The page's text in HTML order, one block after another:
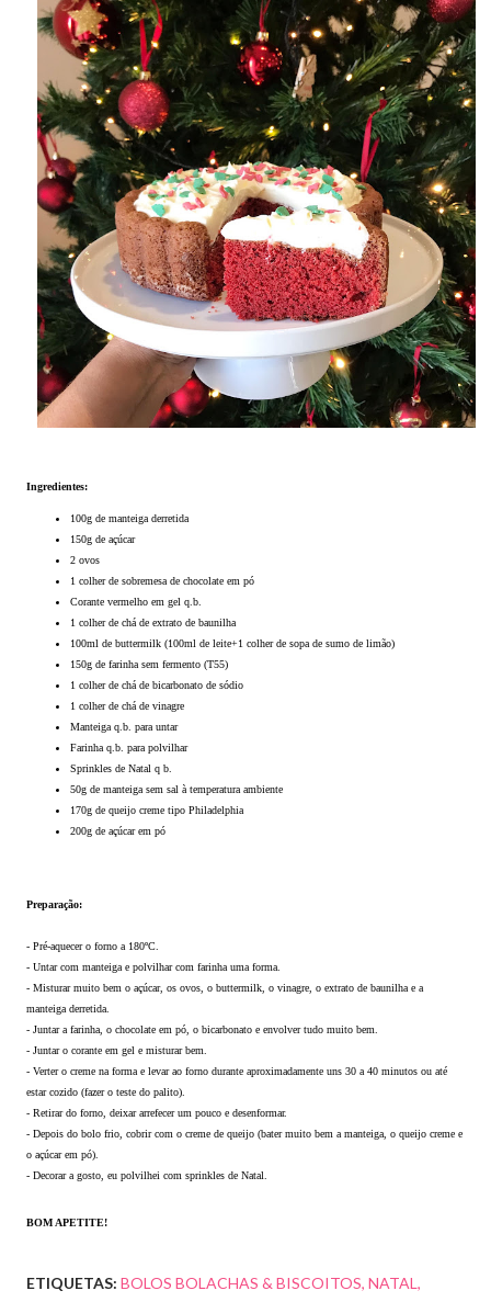
Ingredientes:
100g de manteiga derretida
150g de açúcar
2 ovos
1 colher de sobremesa de chocolate em pó
Corante vermelho em gel q.b.
1 colher de chá de extrato de baunilha
100ml de buttermilk (100ml de leite+1 colher de sopa de sumo de limão)
150g de farinha sem fermento (T55)
1 colher de chá de bicarbonato de sódio
1 colher de chá de vinagre
Manteiga q.b. para untar
Farinha q.b. para polvilhar
Sprinkles de Natal q b.
50g de manteiga sem sal à temperatura ambiente
170g de queijo creme tipo Philadelphia
200g de açúcar em pó
Preparação:
- Pré-aquecer o forno a 180ºC.
- Untar com manteiga e polvilhar com farinha uma forma.
- Misturar muito bem o açúcar, os ovos, o buttermilk, o vinagre, o extrato de baunilha e a
manteiga derretida.
- Juntar a farinha, o chocolate em pó, o bicarbonato e envolver tudo muito bem.
- Juntar o corante em gel e misturar bem.
- Verter o creme na forma e levar ao forno durante aproximadamente uns 30 a 40 minutos ou até
estar cozido (fazer o teste do palito).
- Retirar do forno, deixar arrefecer um pouco e desenformar.
- Depois do bolo frio, cobrir com o creme de queijo (bater muito bem a manteiga, o queijo creme e
o açúcar em pó).
- Decorar a gosto, eu polvilhei com sprinkles de Natal.
BOM APETITE!
ETIQUETAS: BOLOS BOLACHAS & BISCOITOS NATAL